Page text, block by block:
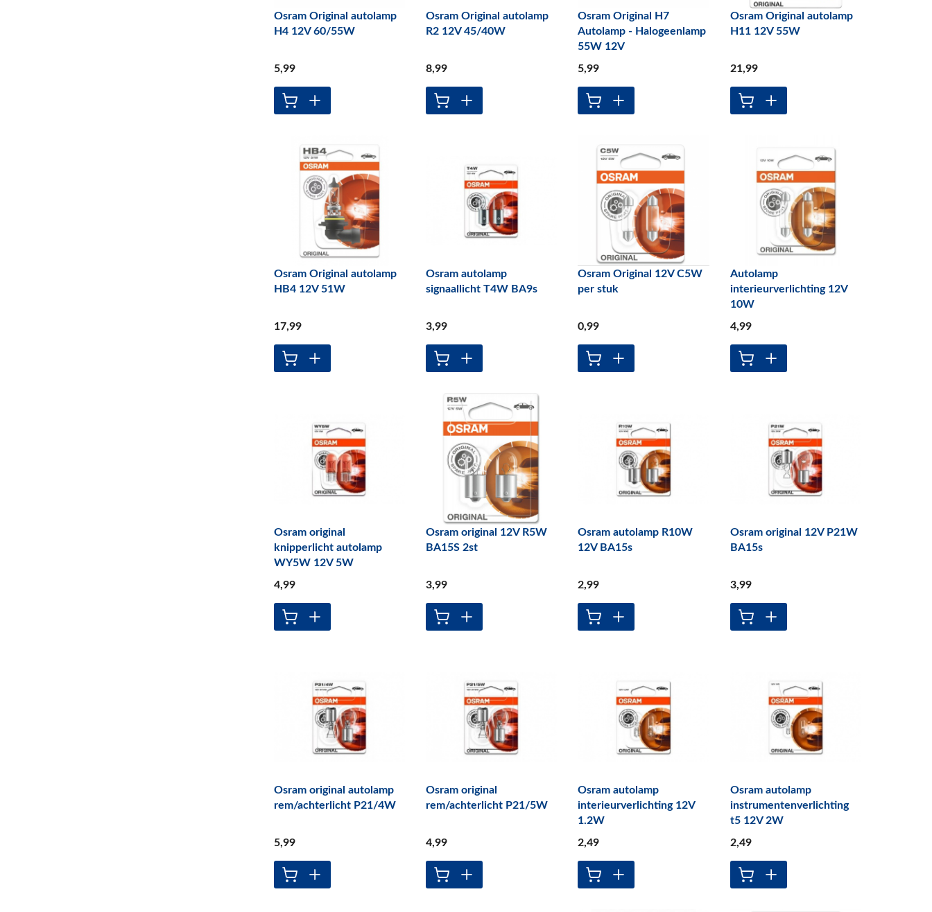
Osram Original autolamp
H4 12V 60/55W
5,99
Osram Original autolamp
R2 12V 45/40W
8,99
Osram Original H7
Autolamp - Halogeenlamp
55W 12V
5,99
Osram Original autolamp
H11 12V 55W
21,99
Osram Original autolamp
HB4 12V 51W
17,99
Osram autolamp
signaallicht T4W BA9s
3,99
Osram Original 12V C5W
per stuk
0,99
Autolamp
interieurverlichting 12V
10W
4,99
Osram original
knipperlicht autolamp
WY5W 12V 5W
4,99
Osram original 12V R5W
BA15S 2st
3,99
Osram autolamp R10W
12V BA15s
2,99
Osram original 12V P21W
BA15s
3,99
Osram original autolamp
rem/achterlicht P21/4W
5,99
Osram original
rem/achterlicht P21/5W
4,99
Osram autolamp
interieurverlichting 12V
1.2W
2,49
Osram autolamp
instrumentenverlichting
t5 12V 2W
2,49